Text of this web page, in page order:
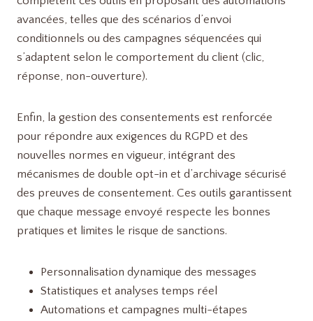
avancées, telles que des scénarios d’envoi
conditionnels ou des campagnes séquencées qui
s’adaptent selon le comportement du client (clic,
réponse, non-ouverture).
Enfin, la gestion des consentements est renforcée
pour répondre aux exigences du RGPD et des
nouvelles normes en vigueur, intégrant des
mécanismes de double opt-in et d’archivage sécurisé
des preuves de consentement. Ces outils garantissent
que chaque message envoyé respecte les bonnes
pratiques et limites le risque de sanctions.
Personnalisation dynamique des messages
Statistiques et analyses temps réel
Automations et campagnes multi-étapes